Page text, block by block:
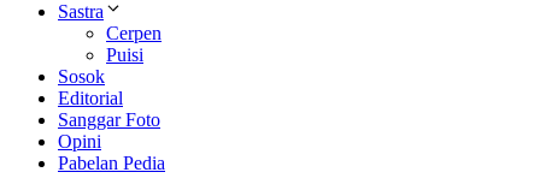
Sastra
Cerpen
Puisi
Sosok
Editorial
Sanggar Foto
Opini
Pabelan Pedia